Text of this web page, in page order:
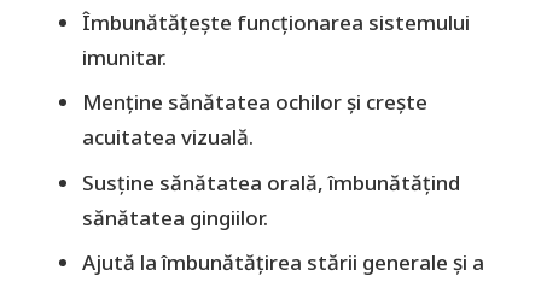
Îmbunătățește funcționarea sistemului
imunitar.
Menține sănătatea ochilor și crește
acuitatea vizuală.
Susține sănătatea orală, îmbunătățind
sănătatea gingiilor.
Ajută la îmbunătățirea stării generale și a